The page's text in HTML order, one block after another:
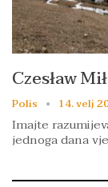
Czesław
Polis 14. velj
Imajte
jednoga dana